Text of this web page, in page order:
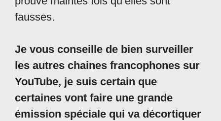
fausses.
Je vous conseille de bien surveiller
les autres chaines francophones sur
YouTube, je suis certain que
certaines vont faire une grande
émission spéciale qui va décortiquer